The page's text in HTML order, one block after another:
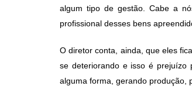
algum tipo de gestão. Cabe a
profissional desses bens
O diretor conta, ainda, que eles
se deteriorando e isso é prejuízo
alguma forma, gerando produção,